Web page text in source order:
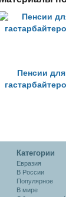
Пенсии для
Категории
Евразия
В России
Популярное
В мире